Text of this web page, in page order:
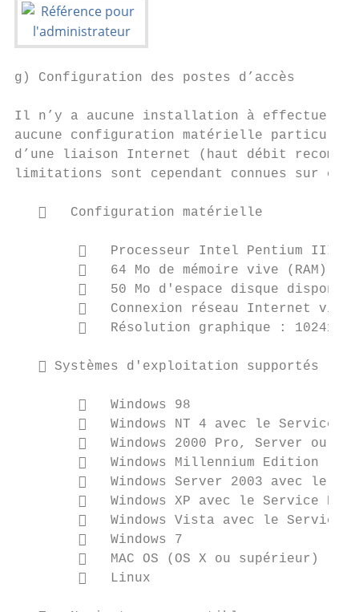
g) Configuration des postes d’accès
Il n’y a aucune installation à effectuer
aucune configuration matérielle
d’une liaison Internet (haut débit
limitations sont cependant connues sur
      Configuration matérielle
   Processeur Intel Pentium III
           64 Mo de mémoire vive (RAM)
   50 Mo d'espace disque
   Connexion réseau Internet via
   Résolution graphique :
    Systèmes d'exploitation supportés
           Windows 98
   Windows NT 4 avec le Service
   Windows 2000 Pro, Server ou
           Windows Millennium Edition
   Windows Server 2003 avec le
   Windows XP avec le Service
   Windows Vista avec le Service
           Windows 7
           MAC OS (OS X ou supérieur)
           Linux